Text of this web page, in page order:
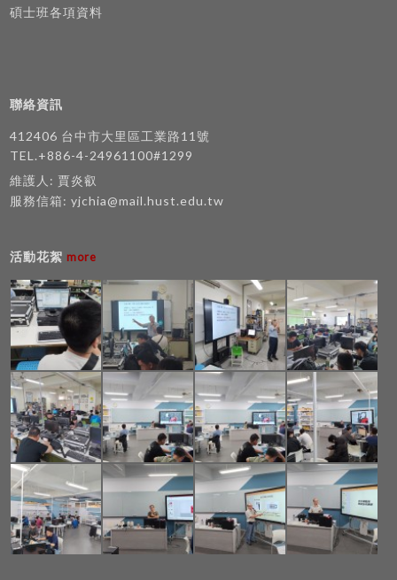
碩士班各項資料
聯絡資訊
412406 台中市大里區工業路11號
TEL.+886-4-24961100#1299
維護人: 賈炎叡
服務信箱:yjchia@mail.hust.edu.tw
活動花絮 more